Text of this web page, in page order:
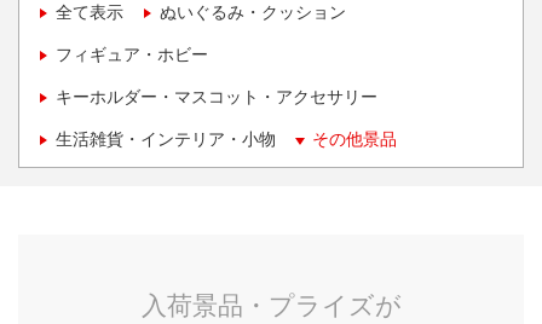
全て表示 ぬいぐるみ・クッション
フィギュア・ホビー
キーホルダー・マスコット・アクセサリー
生活雑貨・インテリア・小物 その他景品